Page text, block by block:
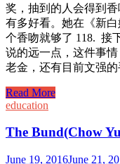
奖，抽到的人会得到
有多好看。她在《新
个香吻就够了 118. 接
说的远一点，这件事
老金，还有目前文强
The
Bund(Chow
fat)7
Read More
education
The Bund(Chow
June 19, 2016June 21,